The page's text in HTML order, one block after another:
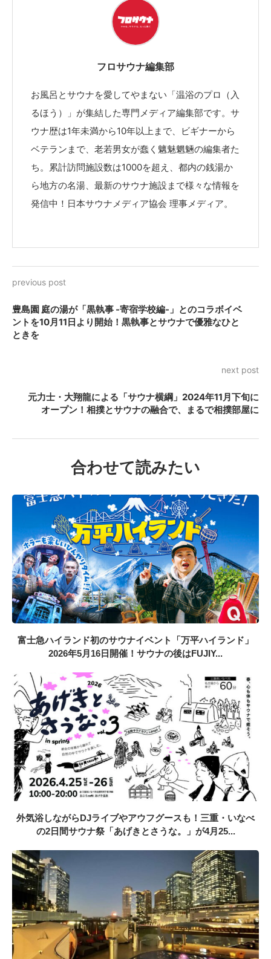
フロサウナ編集部
お風呂とサウナを愛してやまない「温浴のプロ（入
るほう）」が集結した専門メディア編集部です。サ
ウナ歴は1年未満から10年以上まで、ビギナーから
ベテランまで、老若男女が蠢く魑魅魍魎の編集者た
ち。累計訪問施設数は1000を超え、都内の銭湯か
ら地方の名湯、最新のサウナ施設まで様々な情報を
発信中！日本サウナメディア協会 理事メディア。
previous post
豊島園 庭の湯が「黒執事 -寄宿学校編-」とのコラボイベ
ントを10月11日より開始！黒執事とサウナで優雅なひと
ときを
next post
元力士・大翔龍による「サウナ横綱」2024年11月下旬に
オープン！相撲とサウナの融合で、まるで相撲部屋に
合わせて読みたい
富士急ハイランド初のサウナイベント「万平ハイランド」
2026年5月16日開催！サウナの後はFUJIY...
外気浴しながらDJライブやアウフグースも！三重・いなべ
の2日間サウナ祭「あげきとさうな。」が4月25...